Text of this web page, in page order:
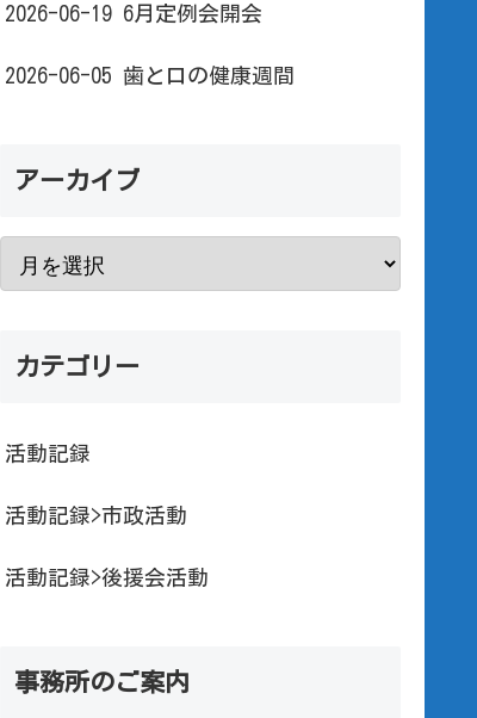
2026-06-19 6月定例会開会
2026-06-05 歯と口の健康週間
アーカイブ
カテゴリー
活動記録
活動記録>市政活動
活動記録>後援会活動
事務所のご案内